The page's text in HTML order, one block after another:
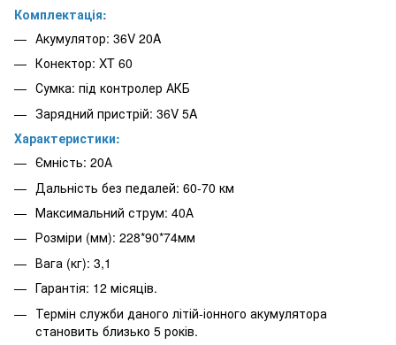
Комплектація:
Акумулятор: 36V 20A
Конектор: XT 60
Сумка: під контролер АКБ
Зарядний пристрій: 36V 5A
Характеристики:
Ємність: 20А
Дальність без педалей: 60-70 км
Максимальний струм: 40А
Розміри (мм): 228*90*74мм
Вага (кг): 3,1
Гарантія: 12 місяців.
Термін служби даного літій-іонного акумулятора
становить близько 5 років.